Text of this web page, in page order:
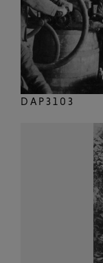
DAP3103